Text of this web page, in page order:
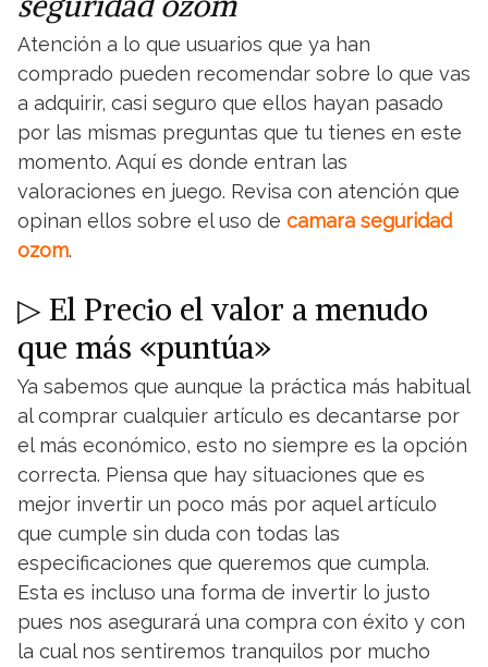
Atención a lo que usuarios que ya han
comprado pueden recomendar sobre lo que vas
a adquirir, casi seguro que ellos hayan pasado
por las mismas preguntas que tu tienes en este
momento. Aquí es donde entran las
valoraciones en juego. Revisa con atención que
opinan ellos sobre el uso de camara seguridad
ozom.
▷ El Precio el valor a menudo
que más «puntúa»
Ya sabemos que aunque la práctica más habitual
al comprar cualquier artículo es decantarse por
el más económico, esto no siempre es la opción
correcta. Piensa que hay situaciones que es
mejor invertir un poco más por aquel artículo
que cumple sin duda con todas las
especificaciones que queremos que cumpla.
Esta es incluso una forma de invertir lo justo
pues nos asegurará una compra con éxito y con
la cual nos sentiremos tranquilos por mucho